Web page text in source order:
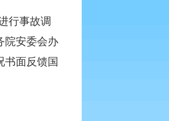
行事故调
院安委会办
书面反馈国